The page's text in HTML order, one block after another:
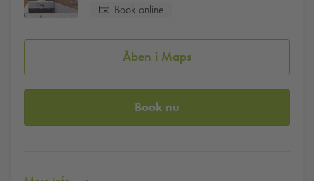
Book online
Åben i Maps
Book nu